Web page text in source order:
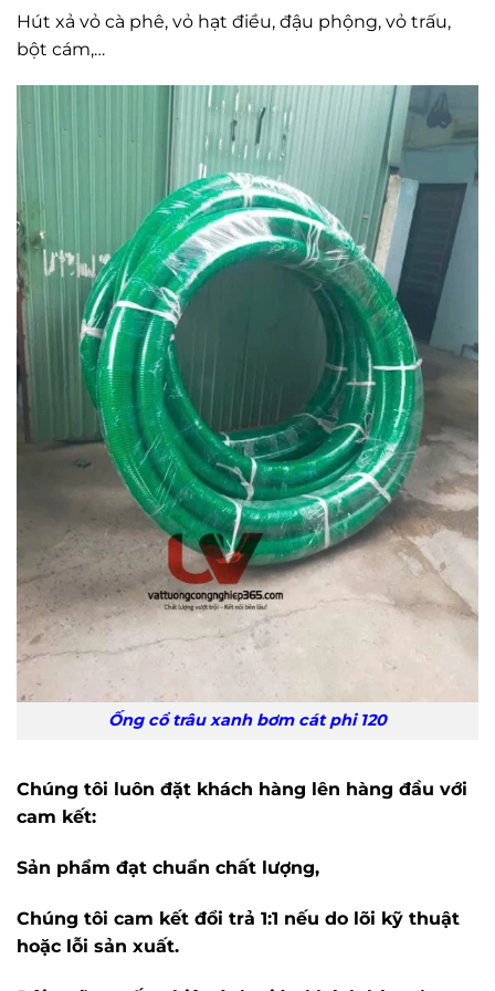
Hút xả vỏ cà phê, vỏ hạt điều, đậu phộng, vỏ trấu,
bột cám,…
Ống cổ trâu xanh bơm cát phi 120
Chúng tôi luôn đặt khách hàng lên hàng đầu với
cam kết:
Sản phẩm đạt chuẩn chất lượng,
Chúng tôi cam kết đổi trả 1:1 nếu do lõi kỹ thuật
hoặc lỗi sản xuất.